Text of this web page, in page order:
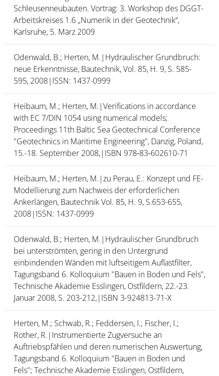
Schleusenneubauten. Vortrag: 3. Workshop des DGGT-
Arbeitskreises 1.6 „Numerik in der Geotechnik“,
Karlsruhe, 5. März 2009
Odenwald, B.; Herten, M.|Hydraulischer Grundbruch:
neue Erkenntnisse, Bautechnik, Vol. 85, H. 9, S. 585-
595, 2008|ISSN: 1437-0999
Heibaum, M.; Herten, M.|Verifications in accordance
with EC 7/DIN 1054 using numerical models;
Proceedings 11th Baltic Sea Geotechnical Conference
"Geotechnics in Maritime Engineering", Danzig, Poland,
15.-18. September 2008,|ISBN 978‑83‑602610-71
Heibaum, M.; Herten, M.|zu Perau, E.: Konzept und FE-
Modellierung zum Nachweis der erforderlichen
Ankerlängen, Bautechnik Vol. 85, H. 9, S.653-655,
2008|ISSN: 1437-0999
Odenwald, B.; Herten, M.|Hydraulischer Grundbruch
bei unterströmten, gering in den Untergrund
einbindenden Wänden mit luftseitigem Auflastfilter,
Tagungsband 6. Kolloquium "Bauen in Boden und Fels",
Technische Akademie Esslingen, Ostfildern, 22.-23.
Januar 2008, S. 203-212,|ISBN 3-924813-71-X
Herten, M.; Schwab, R.; Feddersen, I.; Fischer, I.;
Rother, R.|Instrumentierte Zugversuche an
Auftriebspfählen und deren numerischen Auswertung,
Tagungsband 6. Kolloquium "Bauen in Boden und
Fels"; Technische Akademie Esslingen, Ostfildern,